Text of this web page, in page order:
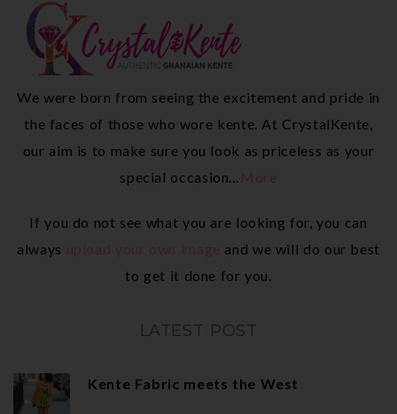
We were born from seeing the excitement and pride in
the faces of those who wore kente. At CrystalKente,
our aim is to make sure you look as priceless as your
special occasion…
If you do not see what you are looking for, you can
always
and we will do our best
to get it done for you.
LATEST POST
Kente Fabric meets the West